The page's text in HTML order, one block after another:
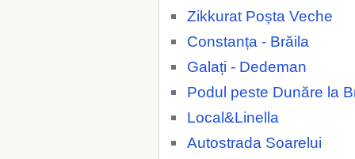
Zikkurat Poșta Veche
Constanța - Brăila
Galați - Dedeman
Podul peste Dunăre la
Local&Linella
Autostrada Soarelui